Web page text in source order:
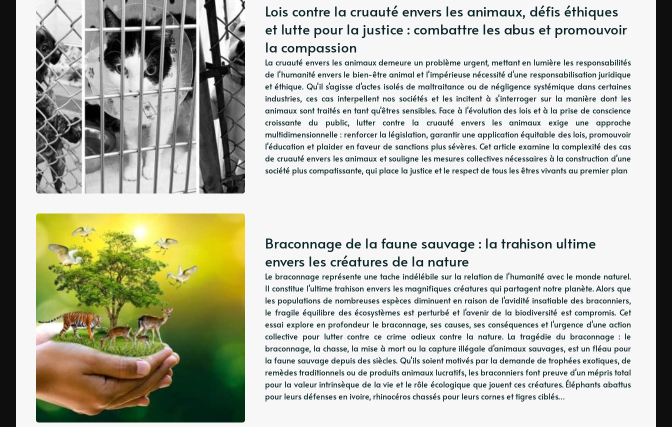
Lois contre la cruauté envers les animaux, défis éthiques
et lutte pour la justice : combattre les abus et promouvoir
la compassion
La cruauté envers les animaux demeure un problème urgent, mettant en lumière les responsabilités
de l'humanité envers le bien-être animal et l'impérieuse nécessité d'une responsabilisation juridique
et éthique. Qu'il s'agisse d'actes isolés de maltraitance ou de négligence systémique dans certaines
industries, ces cas interpellent nos sociétés et les incitent à s'interroger sur la manière dont les
animaux sont traités en tant qu'êtres sensibles. Face à l'évolution des lois et à la prise de conscience
croissante du public, lutter contre la cruauté envers les animaux exige une approche
multidimensionnelle : renforcer la législation, garantir une application équitable des lois, promouvoir
l'éducation et plaider en faveur de sanctions plus sévères. Cet article examine la complexité des cas
de cruauté envers les animaux et souligne les mesures collectives nécessaires à la construction d'une
société plus compatissante, qui place la justice et le respect de tous les êtres vivants au premier plan
Braconnage de la faune sauvage : la trahison ultime
envers les créatures de la nature
Le braconnage représente une tache indélébile sur la relation de l'humanité avec le monde naturel.
Il constitue l'ultime trahison envers les magnifiques créatures qui partagent notre planète. Alors que
les populations de nombreuses espèces diminuent en raison de l'avidité insatiable des braconniers,
le fragile équilibre des écosystèmes est perturbé et l'avenir de la biodiversité est compromis. Cet
essai explore en profondeur le braconnage, ses causes, ses conséquences et l'urgence d'une action
collective pour lutter contre ce crime odieux contre la nature. La tragédie du braconnage : le
braconnage, la chasse, la mise à mort ou la capture illégale d'animaux sauvages, est un fléau pour
la faune sauvage depuis des siècles. Qu'ils soient motivés par la demande de trophées exotiques, de
remèdes traditionnels ou de produits animaux lucratifs, les braconniers font preuve d'un mépris total
pour la valeur intrinsèque de la vie et le rôle écologique que jouent ces créatures. Éléphants abattus
pour leurs défenses en ivoire, rhinocéros chassés pour leurs cornes et tigres ciblés…